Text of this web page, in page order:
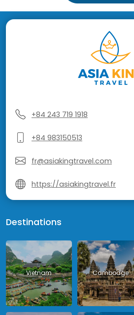
+84 243 719 1918
+84 983150513
fr@asiakingtravel.com
https://asiakingtravel.fr
Destinations
Vietnam Cambodge